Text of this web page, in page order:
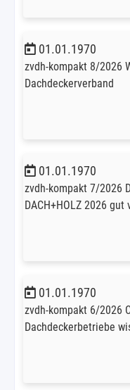
01.01.1970
zvdh-kompakt 8/2026
Dachdeckerverband
01.01.1970
zvdh-kompakt 7/2026
DACH+HOLZ 2026 gut
01.01.1970
zvdh-kompakt 6/2026
Dachdeckerbetriebe